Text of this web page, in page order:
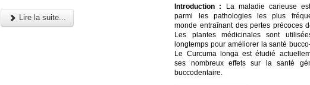
Lire la suite...
Introduction :
La maladie carieuse
parmi les pathologies les plus
monde entraînant des pertes précoces
Les plantes médicinales sont
longtemps pour améliorer la santé
Le Curcuma longa est étudié
ses nombreux effets sur la santé
buccodentaire.